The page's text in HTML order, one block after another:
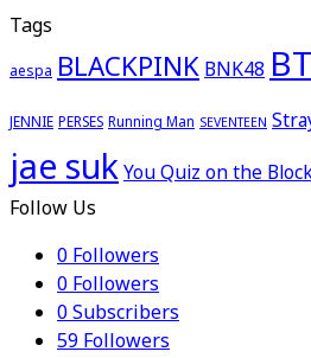
Tags
aespa BLACKPINKBNK48
JENNIE PERSES Running Man SEVENTEEN
jae sukYou Quiz on the
Follow Us
0Followers
0Followers
0Subscribers
59Followers